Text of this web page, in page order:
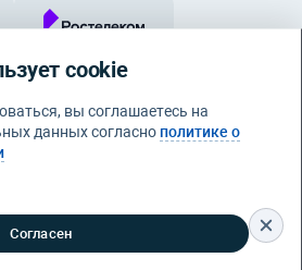
защищены
cookie
вы соглашаетесь на
данных согласно политике о
Согласен